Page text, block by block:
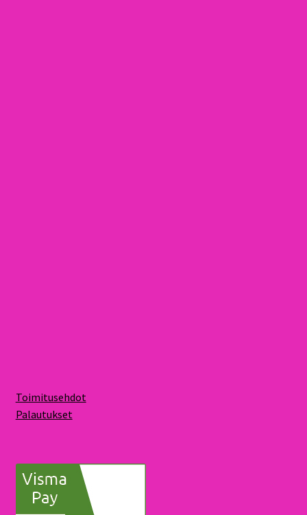
Toimitusehdot
Palautukset